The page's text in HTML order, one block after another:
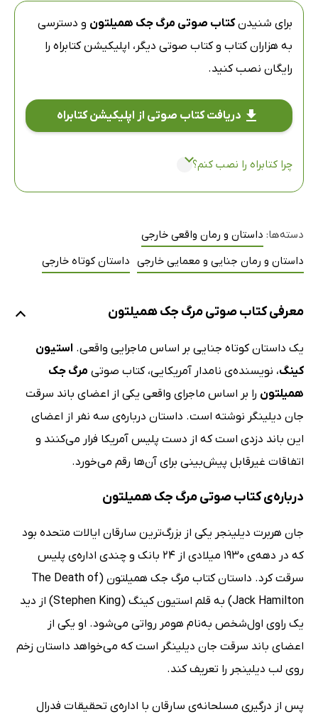
برای شنیدنکتاب صوتی مرگ جک همیلتون و دسترسی
به هزاران کتاب و کتاب صوتی دیگر، اپلیکیشن کتابراه را
رایگان نصب کنید.
دریافت کتاب صوتی از اپلیکیشن کتابراه
چرا کتابراه را نصب کنم؟
دسته‌ها: داستان و رمان واقعی خارجی
داستان و رمان جنایی و معمایی خارجی داستان کوتاه خارجی
معرفی کتاب صوتی مرگ جک همیلتون
یک داستان کوتاه جنایی بر اساس ماجرایی واقعی. استیون
کینگ، نویسنده‌ی نامدار آمریکایی، کتاب صوتی مرگ جک
همیلتون را بر اساس ماجرای واقعی یکی از اعضای باند سرقت
جان دیلینگر نوشته است. داستان درباره‌ی سه نفر از اعضای
این باند دزدی است که از دست پلیس آمریکا فرار می‌کنند و
اتفاقات غیرقابل پیش‌بینی برای آن‌ها رقم می‌خورد.
درباره‌ی کتاب صوتی مرگ جک همیلتون
جان هربرت دیلینجر یکی از بزرگ‌ترین سارقان ایالات متحده بود
که در دهه‌ی 1930 میلادی از 24 بانک و چندی اداره‌ی پلیس
سرقت کرد. داستان کتاب مرگ جک همیلتون (The Death of
Jack Hamilton) به قلم استیون کینگ (Stephen King) از دید
یک راوی اول‌شخص به‌نام هومر رواتی می‌شود. او یکی از
اعضای باند سرقت جان دیلینگر است که می‌خواهد داستان زخم
روی لب دیلینجر را تعریف کند.
پس از درگیری مسلحانه‌ی سارقان با اداره‌ی تحقیقات فدرال